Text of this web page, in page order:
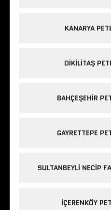
KANARYA
DIKILITAŞ
BAHÇEŞEHIR
GAYRETTEPE
SULTANBEYLI NECIP
IÇERENKÖY